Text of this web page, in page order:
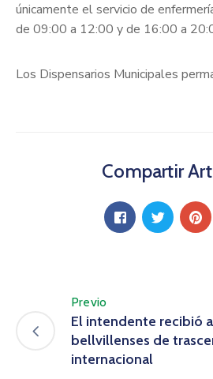
únicamente el servicio de
de 09:00 a 12:00 y de 16:00 a
Los Dispensarios Municipales
Compartir
Previo
El intendente recibió
bellvillenses de
internacional